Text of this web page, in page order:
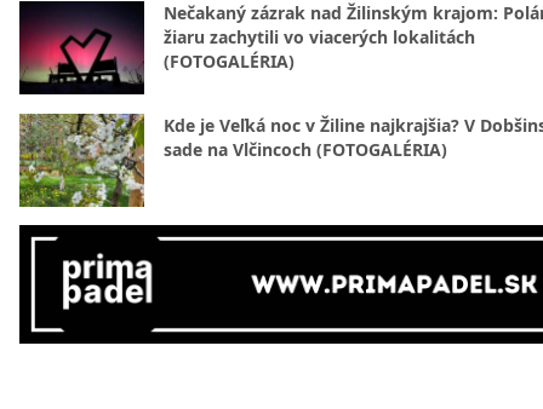
Nečakaný zázrak nad Žilinským krajom:
žiaru zachytili vo viacerých lokalitách
(FOTOGALÉRIA)
Kde je Veľká noc v Žiline najkrajšia? V
sade na Vlčincoch (FOTOGALÉRIA)